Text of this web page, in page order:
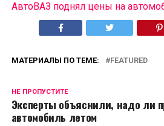
АвтоВАЗ поднял цены на
МАТЕРИАЛЫ ПО ТЕМЕ: FEATURED
НЕ ПРОПУСТИТЕ
Эксперты объяснили, надо ли
автомобиль летом